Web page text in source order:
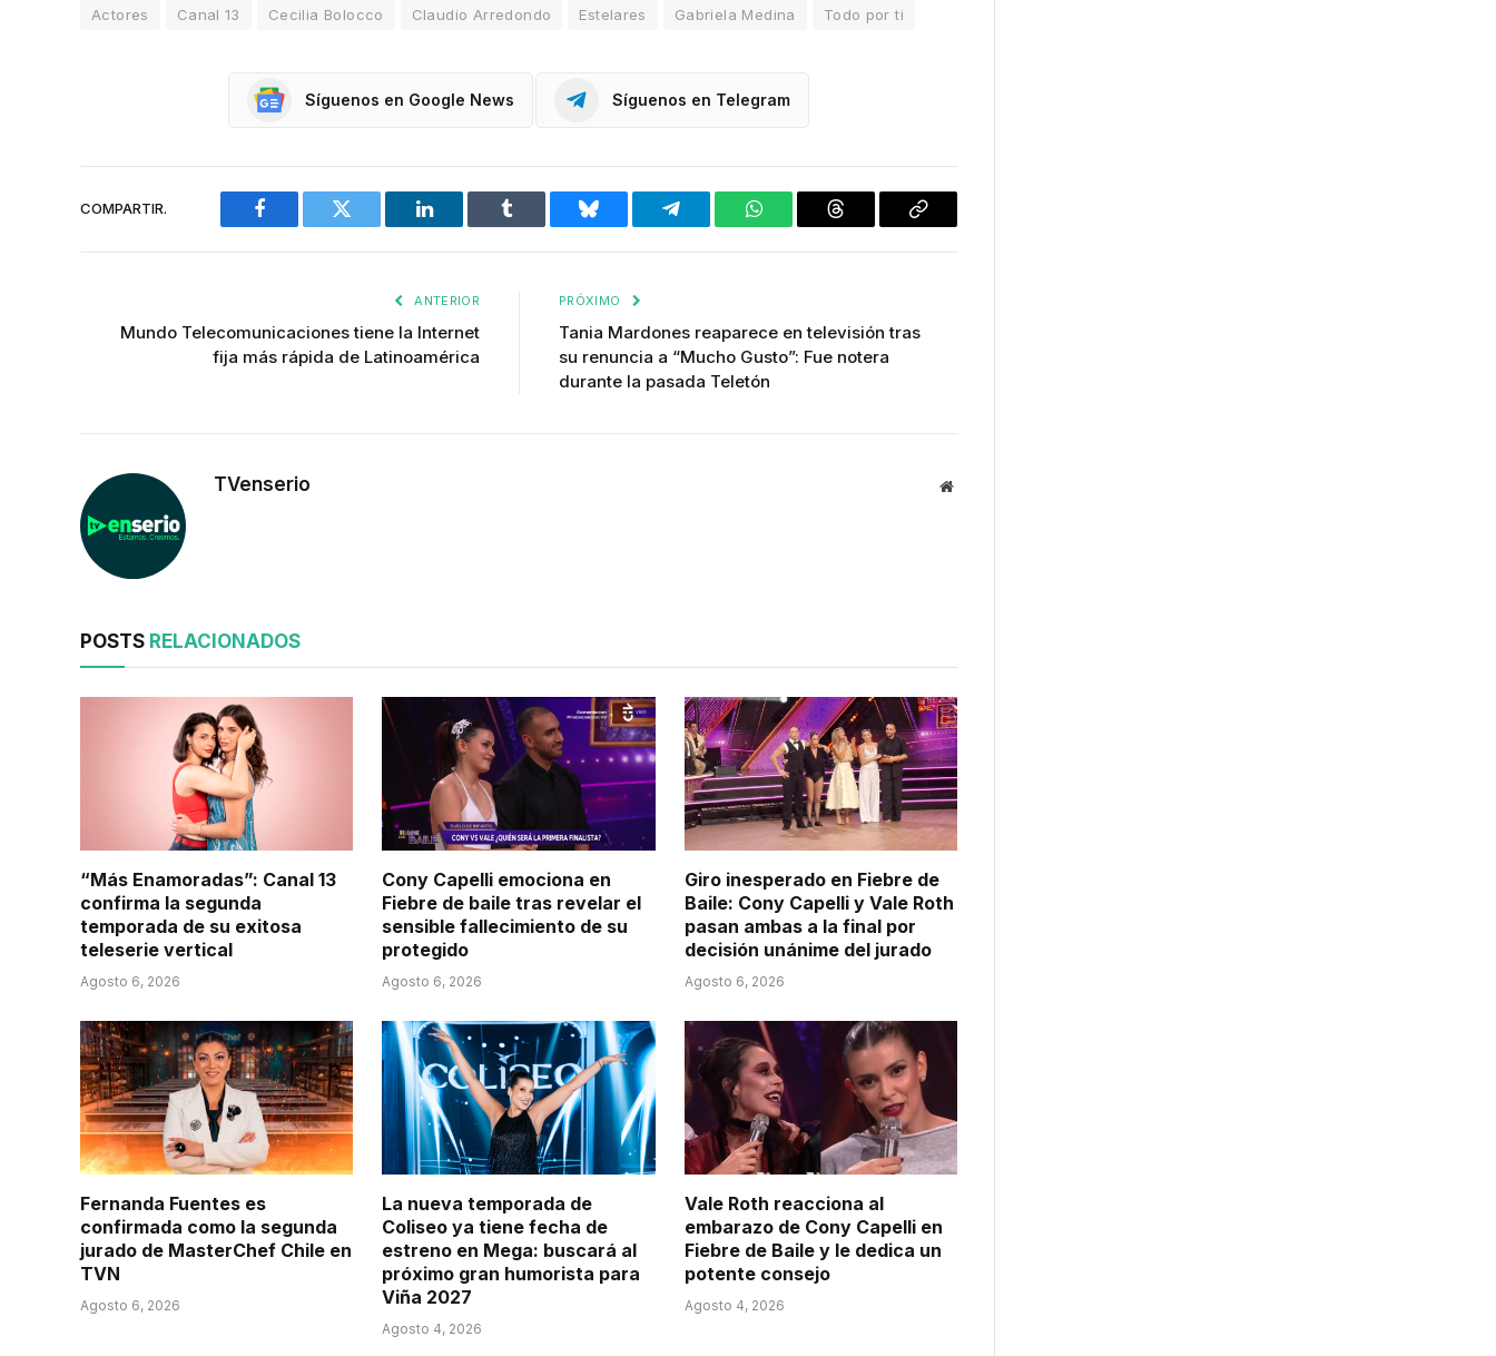
Actores Canal 13 Cecilia Bolocco Claudio Arredondo Estelares Gabriela Medina Todo por ti
Síguenos en Google News Síguenos en Telegram
COMPARTIR.
Facebook Twitter LinkedIn Tumblr Bluesky Telegram WhatsAppThreads
Copiar
ANTERIOR
Mundo Telecomunicaciones tiene la Internet
fija más rápida de Latinoamérica
PRÓXIMO
Tania Mardones reaparece en televisión tras
su renuncia a “Mucho Gusto”: Fue notera
durante la pasada Teletón
TVenserio Website
POSTS RELACIONADOS
“Más Enamoradas”: Canal 13
confirma la segunda
temporada de su exitosa
teleserie vertical
Agosto 6, 2026
Cony Capelli emociona en
Fiebre de baile tras revelar el
sensible fallecimiento de su
protegido
Agosto 6, 2026
Giro inesperado en Fiebre de
Baile: Cony Capelli y Vale Roth
pasan ambas a la final por
decisión unánime del jurado
Agosto 6, 2026
Fernanda Fuentes es
confirmada como la segunda
jurado de MasterChef Chile en
TVN
Agosto 6, 2026
La nueva temporada de
Coliseo ya tiene fecha de
estreno en Mega: buscará al
próximo gran humorista para
Viña 2027
Agosto 4, 2026
Vale Roth reacciona al
embarazo de Cony Capelli en
Fiebre de Baile y le dedica un
potente consejo
Agosto 4, 2026